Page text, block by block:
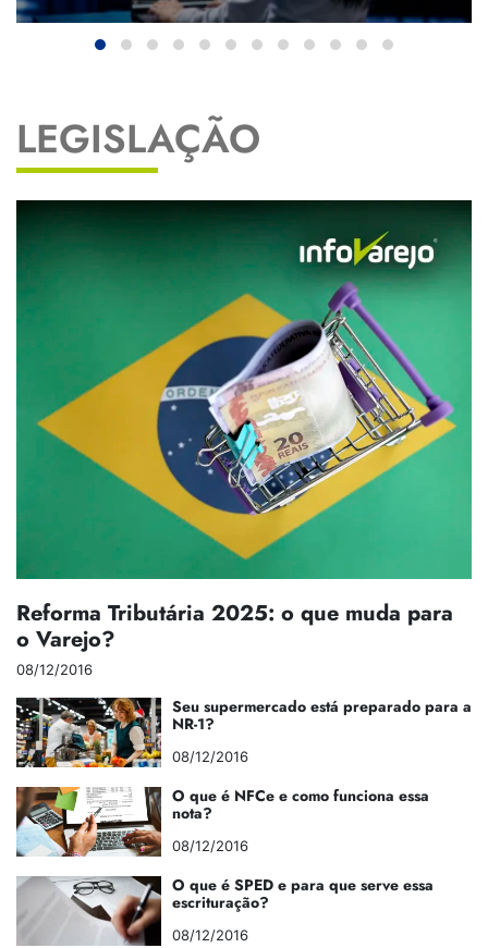
LEGISLAÇÃO
Reforma Tributária 2025: o que muda para
o Varejo?
08/12/2016
Seu supermercado está preparado para a
NR-1?
08/12/2016
O que é NFCe e como funciona essa
nota?
08/12/2016
O que é SPED e para que serve essa
escrituração?
08/12/2016